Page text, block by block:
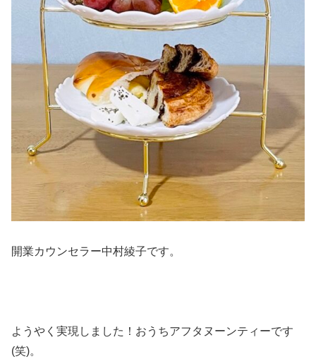
開業カウンセラー中村綾子です。
ようやく実現しました！おうちアフタヌーンティーです
(笑)。